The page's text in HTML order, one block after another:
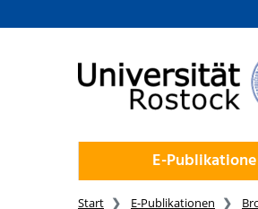
zum Inhalt
E-
Start E-Publikationen